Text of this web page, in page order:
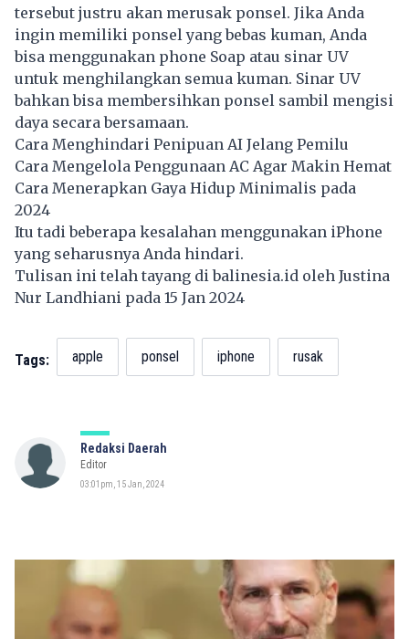
tersebut justru akan merusak ponsel. Jika Anda
ingin memiliki ponsel yang bebas kuman, Anda
bisa menggunakan phone Soap atau sinar UV
untuk menghilangkan semua kuman. Sinar UV
bahkan bisa membersihkan ponsel sambil mengisi
daya secara bersamaan.
Cara Menghindari Penipuan AI Jelang Pemilu
Cara Mengelola Penggunaan AC Agar Makin Hemat
Cara Menerapkan Gaya Hidup Minimalis pada
2024
Itu tadi beberapa kesalahan menggunakan iPhone
yang seharusnya Anda hindari.
Tulisan ini telah tayang dibalinesia.id oleh Justina
Nur Landhiani pada 15 Jan 2024
Tags: apple ponsel iphone rusak
Redaksi Daerah
Editor
03:01pm, 15 Jan, 2024